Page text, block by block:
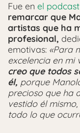
Fue en el
remarcar que
artistas que ha
profesional,
emotivas: «Para
excelencia en mi
creo que todos
él, porque
precioso que ha
vestido él
todo lo que